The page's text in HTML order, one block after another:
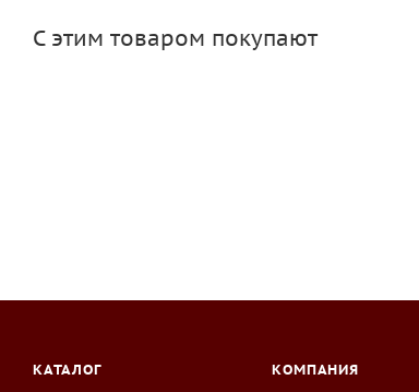
С этим товаром покупают
КАТАЛОГ КОМПАНИЯ